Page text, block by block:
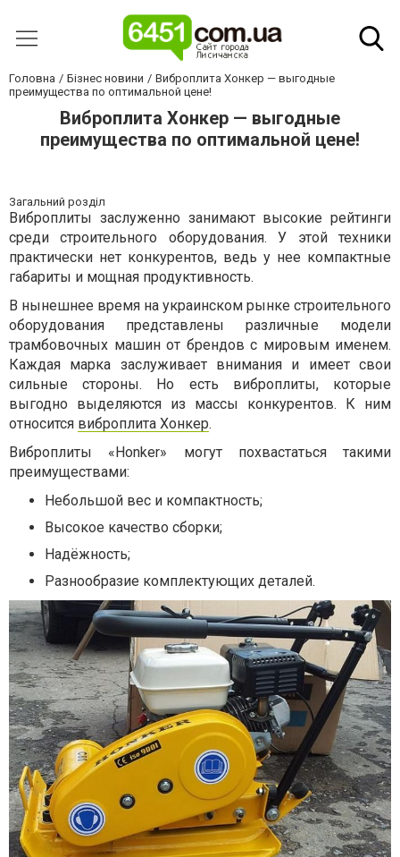
Головна Бізнес новини
Виброплита Хонкер — выгодные
преимущества по оптимальной цене!
Виброплита Хонкер — выгодные
преимущества по оптимальной цене!
Загальний розділ
Виброплиты заслуженно занимают высокие рейтинги
среди строительного оборудования. У этой техники
практически нет конкурентов, ведь у нее компактные
габариты и мощная продуктивность.
В нынешнее время на украинском рынке строительного
оборудования представлены различные модели
трамбовочных машин от брендов с мировым именем.
Каждая марка заслуживает внимания и имеет свои
сильные стороны. Но есть виброплиты, которые
выгодно выделяются из массы конкурентов. К ним
относится виброплита Хонкер.
Виброплиты «Honker» могут похвастаться такими
преимуществами:
Небольшой вес и компактность;
Высокое качество сборки;
Надёжность;
Разнообразие комплектующих деталей.